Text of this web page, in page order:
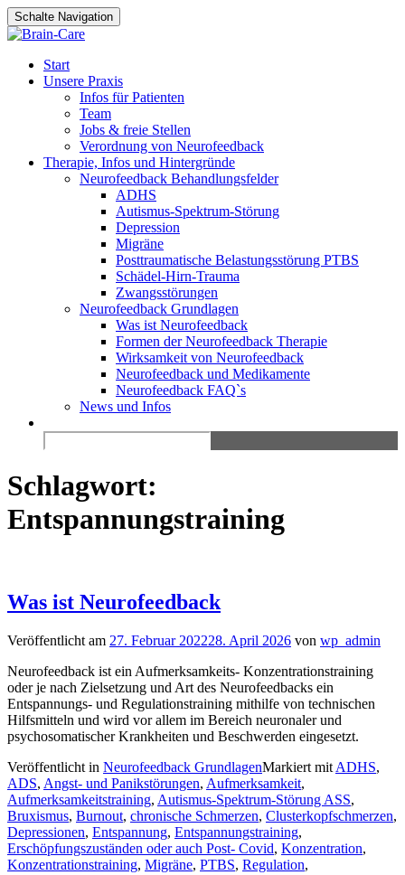
Schalte Navigation
Zum
Inhalt
Start
Unsere Praxis
Infos für Patienten
Team
Jobs & freie Stellen
Verordnung von Neurofeedback
Therapie, Infos und Hintergründe
Neurofeedback Behandlungsfelder
ADHS
Autismus-Spektrum-Störung
Depression
Migräne
Posttraumatische Belastungsstörung PTBS
Schädel-Hirn-Trauma
Zwangsstörungen
Neurofeedback Grundlagen
Was ist Neurofeedback
Formen der Neurofeedback Therapie
Wirksamkeit von Neurofeedback
Neurofeedback und Medikamente
Neurofeedback FAQ`s
News und Infos
Search
for:
Schlagwort:
Entspannungstraining
Was ist Neurofeedback
Veröffentlicht am 27. Februar 202228. April 2026 von wp_admin
Neurofeedback ist ein Aufmerksamkeits- Konzentrationstraining
oder je nach Zielsetzung und Art des Neurofeedbacks ein
Entspannungs- und Regulationstraining mithilfe von technischen
Hilfsmitteln und wird vor allem im Bereich neuronaler und
psychosomatischer Krankheiten und Beschwerden eingesetzt.
Veröffentlicht in Neurofeedback GrundlagenMarkiert mit ADHS,
ADS, Angst- und Panikstörungen, Aufmerksamkeit,
Aufmerksamkeitstraining, Autismus-Spektrum-Störung ASS,
Bruxismus, Burnout, chronische Schmerzen, Clusterkopfschmerzen,
Depressionen, Entspannung, Entspannungstraining,
Erschöpfungszuständen oder auch Post- Covid, Konzentration,
Konzentrationstraining, Migräne, PTBS, Regulation,
Dein neuer Job als
Neurofeedback
Therapeut*in bei Brain-
Care